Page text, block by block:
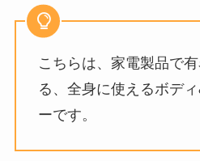
こちらは、家電製品で
る、全身に使えるボデ
ーです。